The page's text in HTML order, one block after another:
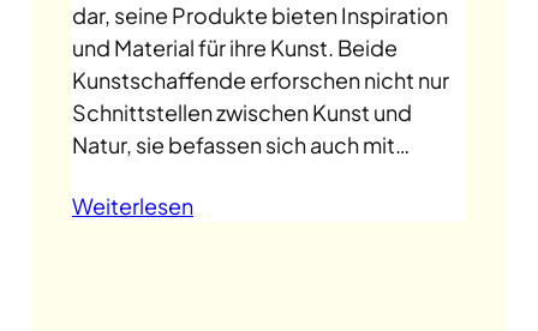
dar, seine Produkte bieten Inspiration
und Material für ihre Kunst. Beide
Kunstschaffende erforschen nicht nur
Schnittstellen zwischen Kunst und
Natur, sie befassen sich auch mit…
Weiterlesen